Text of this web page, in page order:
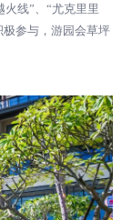
火线”、“尤克里里
参与，游园会草坪